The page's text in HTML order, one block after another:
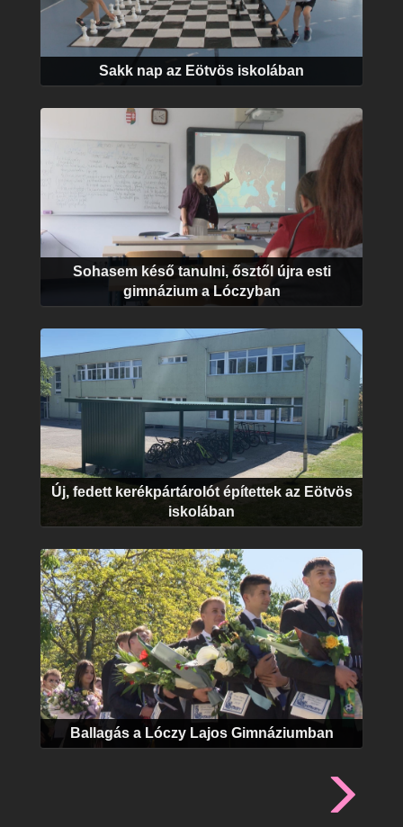
Sakk nap az Eötvös iskolában
Sohasem késő tanulni, ősztől újra esti
gimnázium a Lóczyban
Új, fedett kerékpártárolót építettek az Eötvös
iskolában
Ballagás a Lóczy Lajos Gimnáziumban